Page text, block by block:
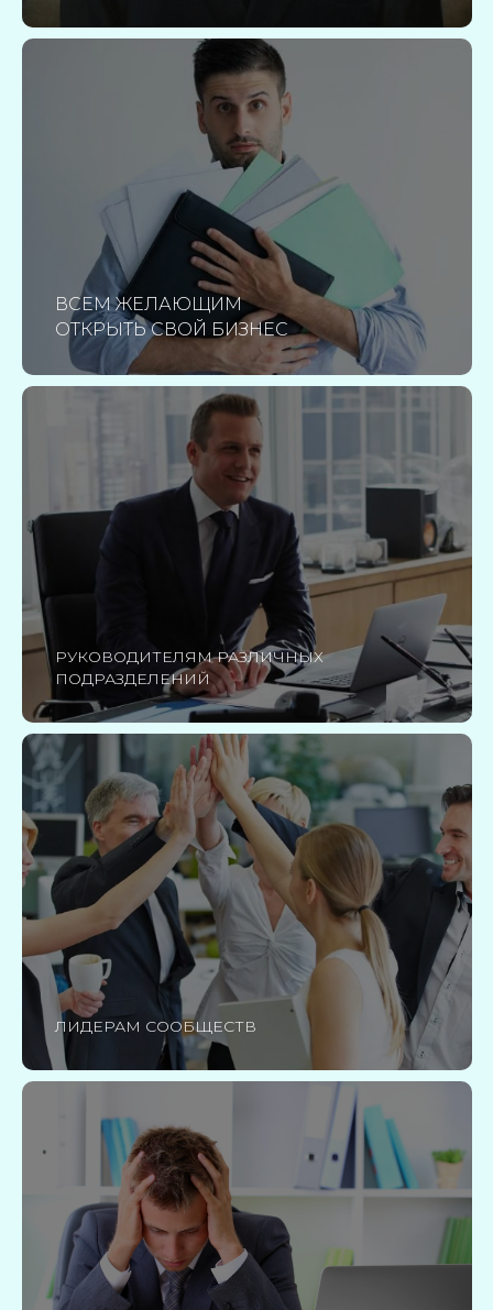
ВСЕМ ЖЕЛАЮЩИМ
ОТКРЫТЬ СВОЙ БИЗНЕС
РУКОВОДИТЕЛЯМ РАЗЛИЧНЫХ
ПОДРАЗДЕЛЕНИЙ
ЛИДЕРАМ СООБЩЕСТВ